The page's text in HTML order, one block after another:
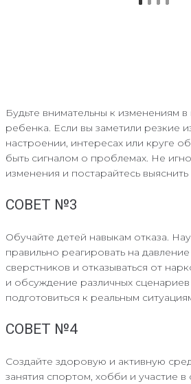
Будьте внимательны к изменениям
ребенка. Если вы заметили резкие
настроении, интересах или круге
быть сигналом о проблемах. Не
изменения и постарайтесь
СОВЕТ №3
Обучайте детей навыкам отказа.
правильно реагировать на
сверстников и отказываться от
и обсуждение различных
подготовиться к реальным
СОВЕТ №4
Создайте здоровую и активную
занятия спортом, хобби и участие